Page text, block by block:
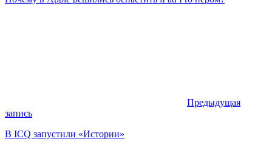
Предыдущая
запись
В ICQ запустили «Истории»